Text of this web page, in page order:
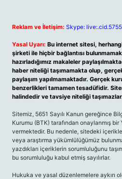
Reklam ve İletişim: Skype:
Yasal Uyarı: Bu internet sitesi,
şirketi ile hiçbir bağlantısı
hazırladığımız makaleler
haber niteliği taşımamakta olup,
paylaşım yapılmamaktadır. Gerçek
benzerlikleri tamamen tesadüfidir.
halindedir ve tavsiye niteliği
Sitemiz, 5651 Sayılı Kanun gereğince
Kurumu (BTK) tarafından onaylanmış bir
vermektedir. Bu nedenle, sitedeki
veya araştırma yükümlülüğümüz
yazdıkları içeriklerin sorumluluğunu
bu sorumluluğu kabul etmiş sayılırlar.
Hukuka ve yasal düzenlemelere aykırı